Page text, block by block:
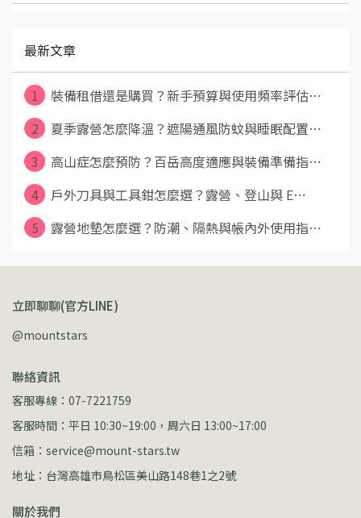
最新文章
1
裝備租借還是購買？新手預算與使用頻率評估⋯
2
夏季露營怎麼降溫？遮陽通風防蚊與睡眠配置⋯
3
高山症怎麼預防？百岳高度適應與裝備準備指⋯
4
戶外刀具與工具鉗怎麼選？露營、登山與 E⋯
5
露營地墊怎麼選？防潮、隔熱與帳內外使用指⋯
立即聊聊(官方LINE)
@mountstars
聯絡資訊
客服專線：07-7221759
客服時間：平日 10:30~19:00，周六日 13:00~17:00
信箱：service@mount-stars.tw
地址：台灣高雄市鳥松區美山路148巷1之2號
關於我們